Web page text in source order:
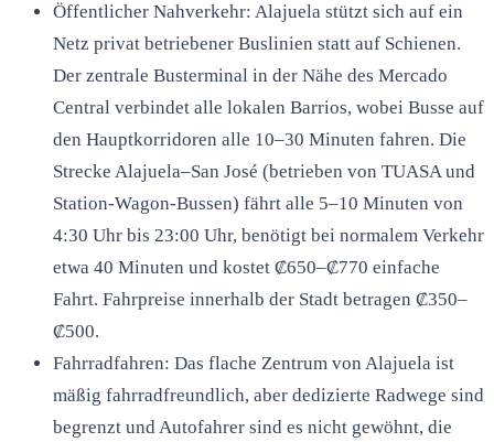
Öffentlicher Nahverkehr: Alajuela stützt sich auf ein
Netz privat betriebener Buslinien statt auf Schienen.
Der zentrale Busterminal in der Nähe des Mercado
Central verbindet alle lokalen Barrios, wobei Busse auf
den Hauptkorridoren alle 10–30 Minuten fahren. Die
Strecke Alajuela–San José (betrieben von TUASA und
Station-Wagon-Bussen) fährt alle 5–10 Minuten von
4:30 Uhr bis 23:00 Uhr, benötigt bei normalem Verkehr
etwa 40 Minuten und kostet ₡650–₡770 einfache
Fahrt. Fahrpreise innerhalb der Stadt betragen ₡350–
₡500.
Fahrradfahren: Das flache Zentrum von Alajuela ist
mäßig fahrradfreundlich, aber dedizierte Radwege sind
begrenzt und Autofahrer sind es nicht gewöhnt, die